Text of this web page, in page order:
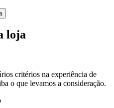
loja
critérios na experiência de
o que levamos a consideração.